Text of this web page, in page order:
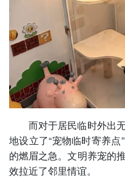
而对于居民临时外出
地设立了“宠物临时寄养
的燃眉之急。文明养宠的
效拉近了邻里情谊。